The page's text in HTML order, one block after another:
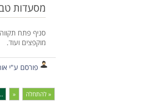
מסעדות
סניף פתח
מוקפצים ועוד.
פורסם ע"י
« להתחלה «